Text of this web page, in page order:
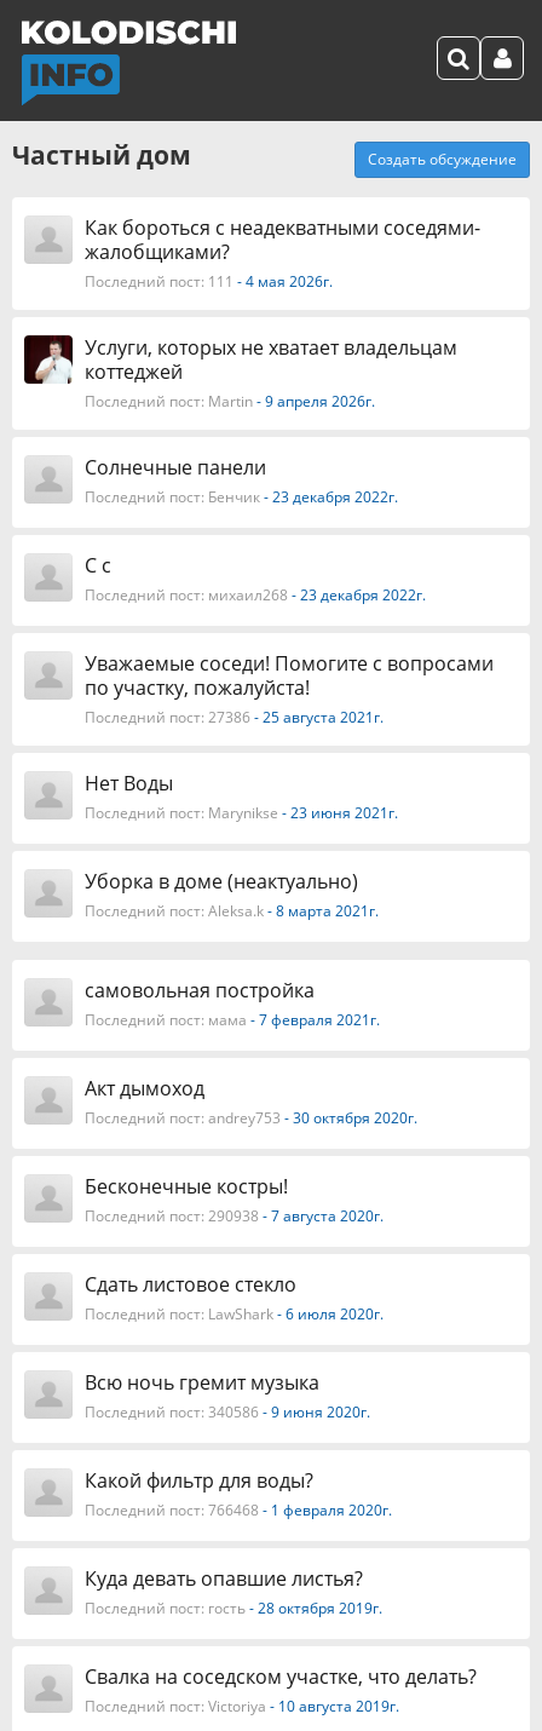
Частный дом Создать обсуждение
Как бороться с неадекватными соседями-
жалобщиками?
Последний пост: 111 - 4 мая 2026г.
Услуги, которых не хватает владельцам
коттеджей
Последний пост: Martin- 9 апреля 2026г.
Солнечные панели
Последний пост: Бенчик- 23 декабря 2022г.
С с
Последний пост: михаил268 - 23 декабря 2022г.
Уважаемые соседи! Помогите с вопросами
по участку, пожалуйста!
Последний пост: 27386- 25 августа 2021г.
Нет Воды
Последний пост: Marynikse - 23 июня 2021г.
Уборка в доме (неактуально)
Последний пост: Aleksa.k- 8 марта 2021г.
самовольная постройка
Последний пост: мама - 7 февраля 2021г.
Акт дымоход
Последний пост: andrey753 - 30 октября 2020г.
Бесконечные костры!
Последний пост: 290938 - 7 августа 2020г.
Сдать листовое стекло
Последний пост: LawShark- 6 июля 2020г.
Всю ночь гремит музыка
Последний пост: 340586- 9 июня 2020г.
Какой фильтр для воды?
Последний пост: 766468 - 1 февраля 2020г.
Куда девать опавшие листья?
Последний пост: гость- 28 октября 2019г.
Свалка на соседском участке, что делать?
Последний пост: Victoriya - 10 августа 2019г.